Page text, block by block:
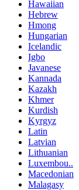
Hawaiian
Hebrew
Hmong
Hungarian
Icelandic
Igbo
Javanese
Kannada
Kazakh
Khmer
Kurdish
Kyrgyz
Latin
Latvian
Lithuanian
Luxembou..
Macedonian
Malagasy